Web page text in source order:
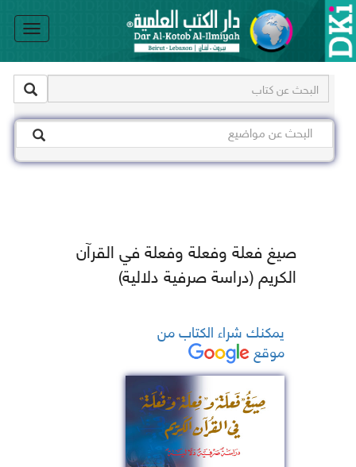
صيغ فعلة وفعلة وفعلة في القرآن
الكريم (دراسة صرفية دلالية)
يمكنك شراء الكتاب من
موقع